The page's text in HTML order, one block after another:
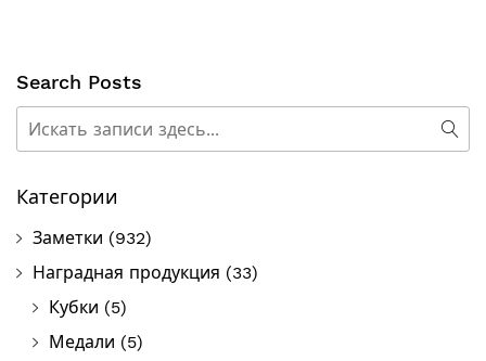
Search Posts
Категории
Заметки (932)
Наградная продукция (33)
Кубки (5)
Медали (5)